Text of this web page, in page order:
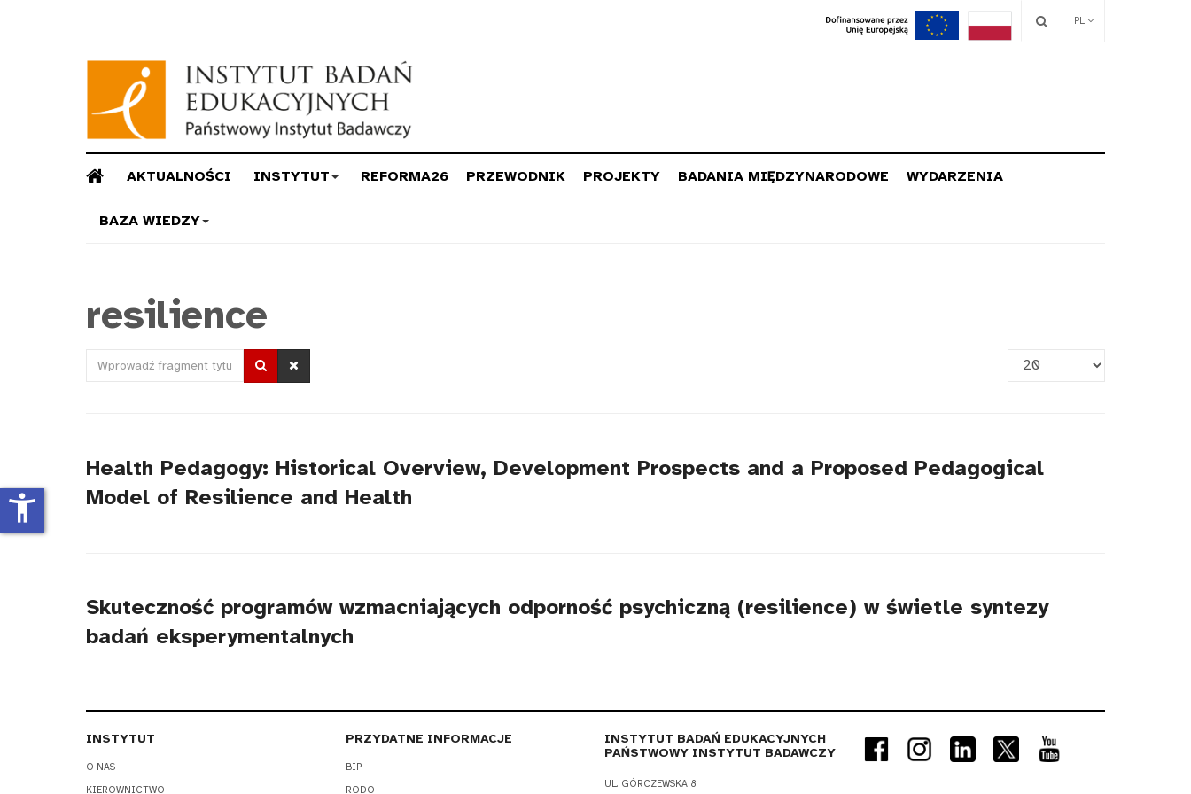
PL
AKTUALNOŚCI INSTYTUT REFORMA26 PRZEWODNIK PROJEKTY BADANIA MIĘDZYNARODOWE WYDARZENIA
BAZA WIEDZY
resilience
Wprowadź
Pokaż
Health Pedagogy: Historical Overview, Development Prospects and a Proposed Pedagogical
Model of Resilience and Health
Skuteczność programów wzmacniających odporność psychiczną (resilience) w świetle syntezy
badań eksperymentalnych
INSTYTUT
O NAS
KIEROWNICTWO
PRZYDATNE INFORMACJE
BIP
RODO
INSTYTUT BADAŃ EDUKACYJNYCH
PAŃSTWOWY INSTYTUT BADAWCZY
UL. GÓRCZEWSKA 8
accessibility_new